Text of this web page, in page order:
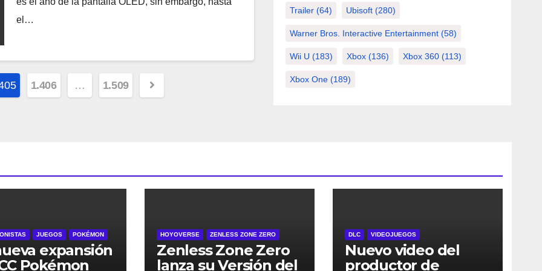
el…
1.406 … 1.509
Trailer (64) Ubisoft (280)
Warner Bros. Interactive Entertainment (58)
Wii U (183) Xbox (136) Xbox 360 (113)
Xbox One (189)
JUEGOS POKÉMON
expansión
Pokémon
HOYOVERSE ZENLESS ZONE ZERO
Zenless Zone Zero
lanza su Versión del
DLC VIDEOJUEGOS
Nuevo video del
productor de